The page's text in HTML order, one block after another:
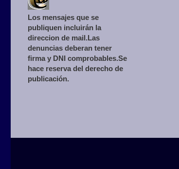
Los mensajes que se
publiquen incluirán la
direccion de mail.Las
denuncias deberan tener
firma y DNI comprobables.Se
hace reserva del derecho de
publicación.